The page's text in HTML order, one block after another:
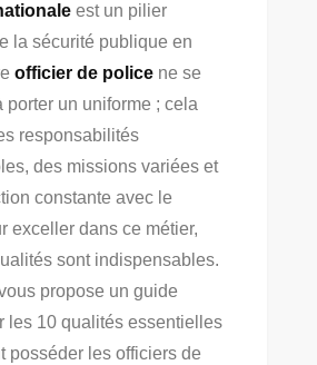
est un pilier
la sécurité publique en
officier de policene se
porter un uniforme ; cela
responsabilités
des missions variées et
constante avec le
exceller dans ce métier,
sont indispensables.
propose un guide
les 10 qualités essentielles
posséder les officiers de